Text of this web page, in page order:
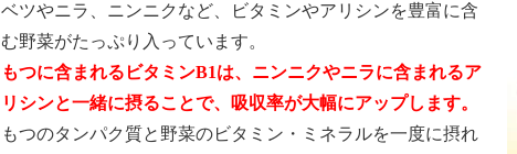
ベツやニラ、ニンニクなど、ビタミンやアリシンを豊富に含
む野菜がたっぷり入っています。
もつに含まれるビタミンB1は、ニンニクやニラに含まれるア
リシンと一緒に摂ることで、吸収率が大幅にアップします。
もつのタンパク質と野菜のビタミン・ミネラルを一度に摂れ